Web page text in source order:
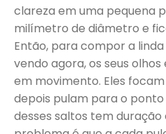
clareza em uma pequena
milímetro de diâmetro e
Então, para compor a
vendo agora, os seus
em movimento. Eles
depois pulam para o ponto
desses saltos tem duração